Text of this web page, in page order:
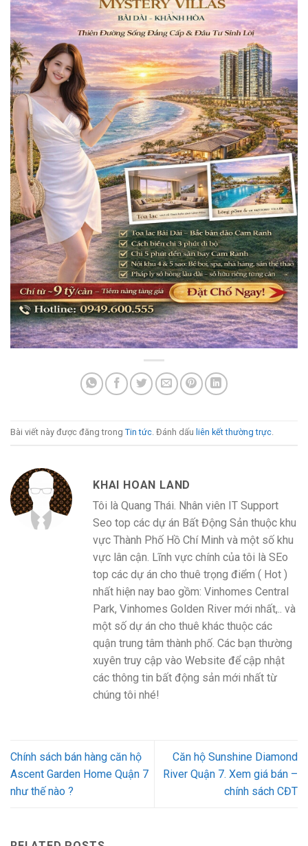
Bài viết này được đăng trong Tin tức. Đánh dấu liên kết thường trực.
KHAI HOAN LAND
Tôi là Quang Thái. Nhân viên IT Support
Seo top các dự án Bất Động Sản thuộc khu
vực Thành Phố Hồ Chí Minh và một số khu
vực lân cận. Lĩnh vực chính của tôi là SEo
top các dự án cho thuê trọng điểm ( Hot )
nhất hiện nay bao gồm: Vinhomes Central
Park, Vinhomes Golden River mới nhất,.. và
một số dự án cho thuê khác thuộc các
quận trung tâm thành phố. Các bạn thường
xuyên truy cập vào Website để cập nhật
các thông tin bất động sản mới nhất từ
chúng tôi nhé!
Chính sách bán hàng căn hộ
Ascent Garden Home Quận 7
như thế nào ?
Căn hộ Sunshine Diamond
River Quận 7. Xem giá bán –
chính sách CĐT